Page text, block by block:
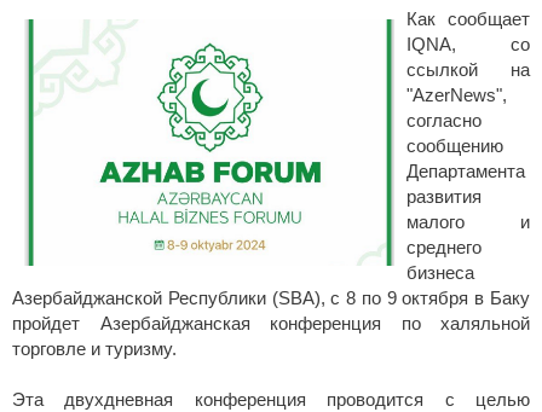
Как сообщает
IQNA, со
ссылкой на
"AzerNews",
согласно
сообщению
Департамента
развития
малого и
среднего
бизнеса
Азербайджанской Республики (SBA), с 8 по 9 октября в Баку
пройдет Азербайджанская конференция по халяльной
торговле и туризму.
Эта двухдневная конференция проводится с целью